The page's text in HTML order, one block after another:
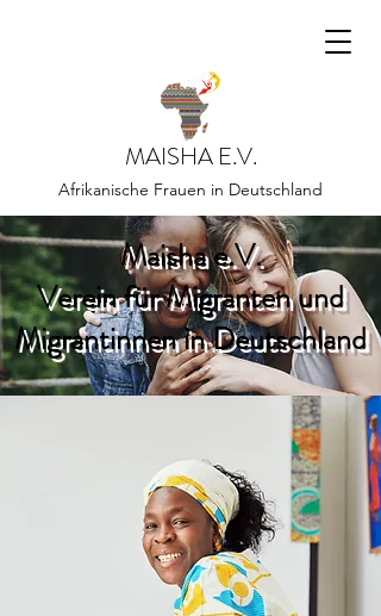
MAISHA E.V.
Afrikanische Frauen in Deutschland
Maisha e.V.
Verein für Migranten und
Migrantinnen in Deutschland